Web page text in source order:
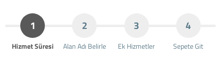
1
Hizmet Süresi
2
Alan Adı Belirle
3
Ek Hizmetler
4
Sepete Git